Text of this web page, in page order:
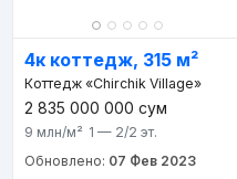
4к коттедж, 315 м²
Коттедж «Chirchik Village»
2 835 000 000 сум
9 млн/м² 1 — 2/2 эт.
Обновлено: 07 Фев 2023